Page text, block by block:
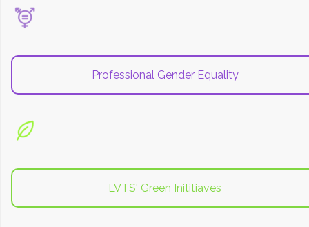
Professional Gender Equality
LVTS' Green Inititiaves